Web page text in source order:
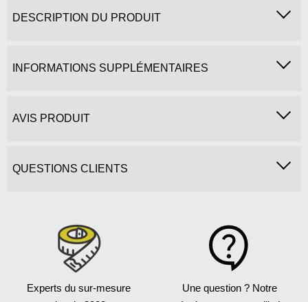
DESCRIPTION DU PRODUIT
INFORMATIONS SUPPLÉMENTAIRES
AVIS PRODUIT
QUESTIONS CLIENTS
Experts du sur-mesure
Une question ? Notre